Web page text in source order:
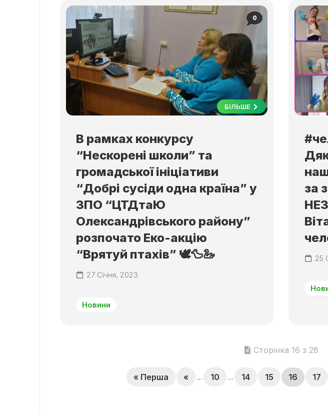
0
БІЛЬШЕ
В рамках конкурсу
“Нескорені школи” та
громадської ініціативи
“Добрі сусіди одна країна” у
ЗПО “ЦТДтаЮ
Олександрівського району”
розпочато Еко-акцію
“Врятуй птахів” 🕊️🦆🦢
27 Січня, 2023
Новини
за
25
Сторінка 16 з 28
« Перша « ... 10 ... 14 15 16 17